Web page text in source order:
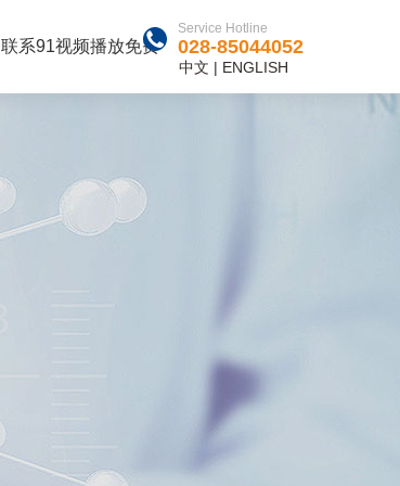
联系91视频播放免费
Service Hotline
028-85044052
中文 | ENGLISH